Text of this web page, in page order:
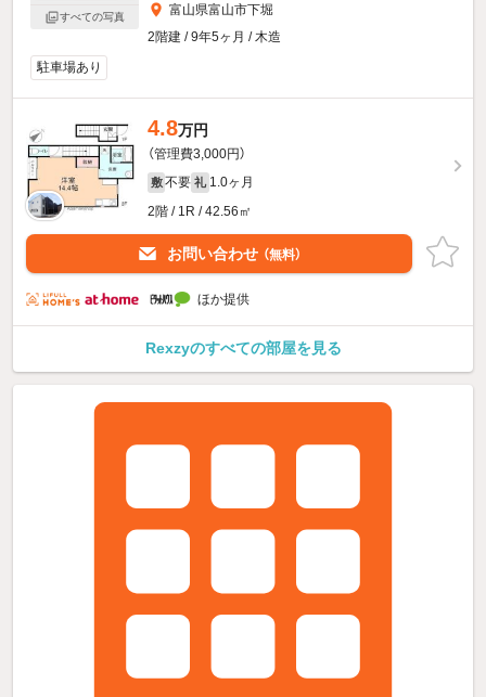
すべての写真
富山県富山市下堀
2階建 / 9年5ヶ月 / 木造
駐車場あり
4.8万円
（管理費3,000円）
敷 不要 礼 1.0ヶ月
2階 / 1R / 42.56㎡
お問い合わせ （無料）
ほか提供
Rexzyのすべての部屋を見る